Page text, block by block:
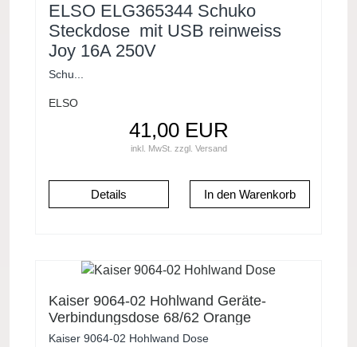
ELSO ELG365344 Schuko
Steckdose mit USB reinweiss
Joy 16A 250V
Schu...
ELSO
41,00 EUR
inkl. MwSt. zzgl. Versand
Details
Kaiser 9064-02 Hohlwand Geräte-
Verbindungsdose 68/62 Orange
Kaiser 9064-02 Hohlwand Dose